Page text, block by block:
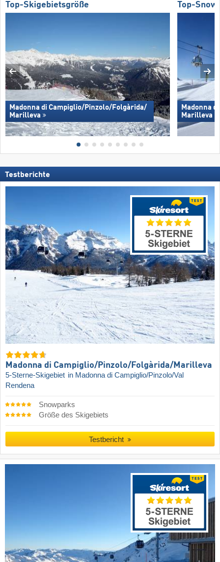
Top-Skigebietsgröße
Madonna di Campiglio/​Pinzolo/​Folgàrida/​
Marilleva
Top-
Madonna
Marilleva
Testberichte
Madonna di Campiglio/​Pinzolo/​Folgàrida/​Marilleva
5-Sterne-Skigebiet in Madonna di Campiglio/Pinzolo/Val
Rendena
Snowparks
Größe des Skigebiets
Testbericht